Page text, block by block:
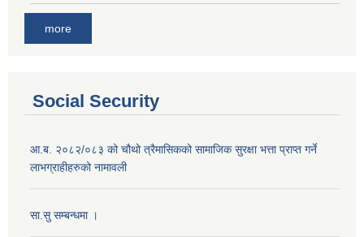
more
Social Security
आ.ब. २०८२/०८३ को चौथो त्रैमासिकको सामाजिक सुरक्षा भत्ता प्राप्त गर्ने
लाभग्राहीहरुको नामावली
सा.सु सम्बन्धमा ।